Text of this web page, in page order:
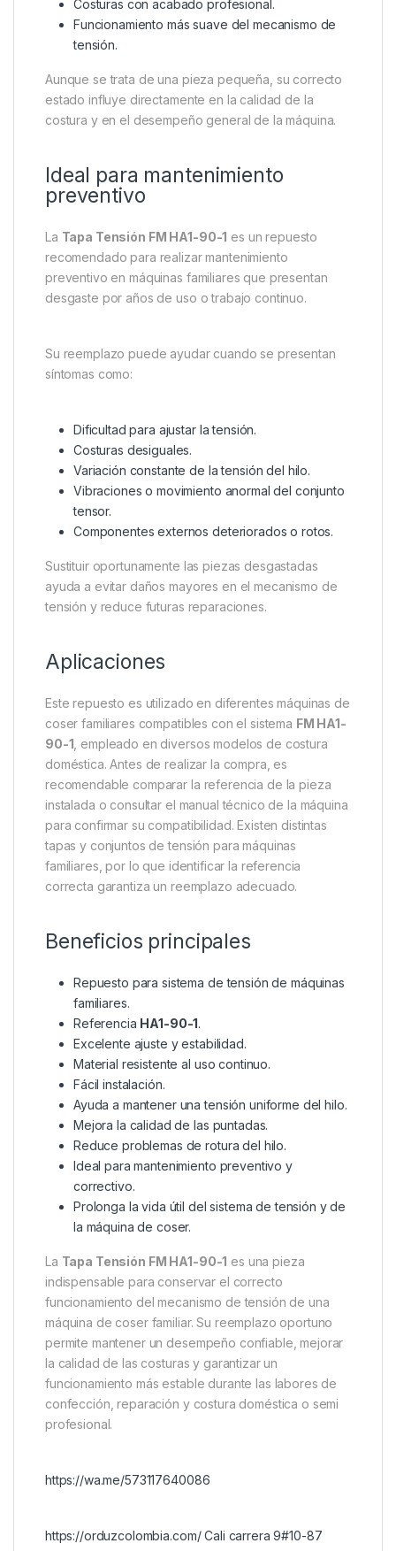
Costuras con acabado profesional.
Funcionamiento más suave del mecanismo de
tensión.
Aunque se trata de una pieza pequeña, su correcto
estado influye directamente en la calidad de la
costura y en el desempeño general de la máquina.
Ideal para mantenimiento
preventivo
La Tapa Tensión FM HA1-90-1 es un repuesto
recomendado para realizar mantenimiento
preventivo en máquinas familiares que presentan
desgaste por años de uso o trabajo continuo.
Su reemplazo puede ayudar cuando se presentan
síntomas como:
Dificultad para ajustar la tensión.
Costuras desiguales.
Variación constante de la tensión del hilo.
Vibraciones o movimiento anormal del conjunto
tensor.
Componentes externos deteriorados o rotos.
Sustituir oportunamente las piezas desgastadas
ayuda a evitar daños mayores en el mecanismo de
tensión y reduce futuras reparaciones.
Aplicaciones
Este repuesto es utilizado en diferentes máquinas de
coser familiares compatibles con el sistema FM HA1-
90-1 , empleado en diversos modelos de costura
doméstica. Antes de realizar la compra, es
recomendable comparar la referencia de la pieza
instalada o consultar el manual técnico de la máquina
para confirmar su compatibilidad. Existen distintas
tapas y conjuntos de tensión para máquinas
familiares, por lo que identificar la referencia
correcta garantiza un reemplazo adecuado.
Beneficios principales
Repuesto para sistema de tensión de máquinas
familiares.
Referencia HA1-90-1.
Excelente ajuste y estabilidad.
Material resistente al uso continuo.
Fácil instalación.
Ayuda a mantener una tensión uniforme del hilo.
Mejora la calidad de las puntadas.
Reduce problemas de rotura del hilo.
Ideal para mantenimiento preventivo y
correctivo.
Prolonga la vida útil del sistema de tensión y de
la máquina de coser.
La Tapa Tensión FM HA1-90-1 es una pieza
indispensable para conservar el correcto
funcionamiento del mecanismo de tensión de una
máquina de coser familiar. Su reemplazo oportuno
permite mantener un desempeño confiable, mejorar
la calidad de las costuras y garantizar un
funcionamiento más estable durante las labores de
confección, reparación y costura doméstica o semi
profesional.
https://wa.me/573117640086
https://orduzcolombia.com/ Cali carrera 9#10-87